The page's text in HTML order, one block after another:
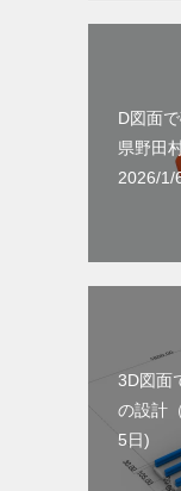
D図面
県野田
2026/1/
3D図面
の設計
5日